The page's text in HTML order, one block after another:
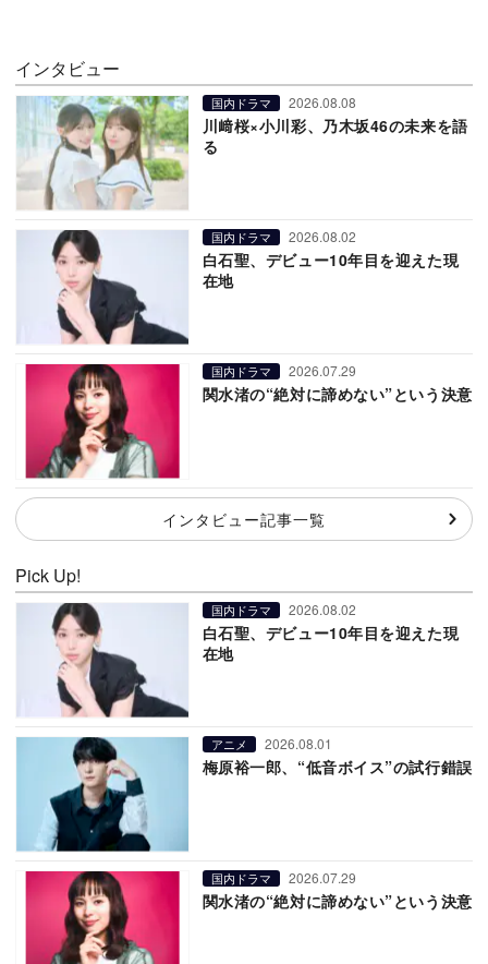
インタビュー
国内ドラマ 2026.08.08
川﨑桜×小川彩、乃木坂46の未来を語
る
国内ドラマ 2026.08.02
白石聖、デビュー10年目を迎えた現
在地
国内ドラマ 2026.07.29
関水渚の“絶対に諦めない”という決意
インタビュー記事一覧
Pick Up!
国内ドラマ 2026.08.02
白石聖、デビュー10年目を迎えた現
在地
アニメ 2026.08.01
梅原裕一郎、“低音ボイス”の試行錯誤
国内ドラマ 2026.07.29
関水渚の“絶対に諦めない”という決意